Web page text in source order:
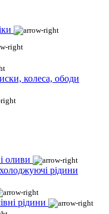
колеса, ободи
оливи
рідини
рідини